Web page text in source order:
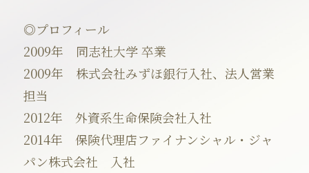
◎プロフィール
2009年 同志社大学 卒業
2009年 株式会社みずほ銀行入社、法人営業
担当
2012年 外資系生命保険会社入社
2014年 保険代理店ファイナンシャル・ジャ
パン株式会社 入社